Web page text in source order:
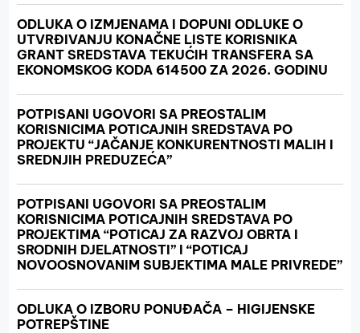
ODLUKA O IZMJENAMA I DOPUNI ODLUKE O
UTVRĐIVANJU KONAČNE LISTE KORISNIKA
GRANT SREDSTAVA TEKUĆIH TRANSFERA SA
EKONOMSKOG KODA 614500 ZA 2026. GODINU
POTPISANI UGOVORI SA PREOSTALIM
KORISNICIMA POTICAJNIH SREDSTAVA PO
PROJEKTU “JAČANJE KONKURENTNOSTI MALIH I
SREDNJIH PREDUZEĆA”
POTPISANI UGOVORI SA PREOSTALIM
KORISNICIMA POTICAJNIH SREDSTAVA PO
PROJEKTIMA “POTICAJ ZA RAZVOJ OBRTA I
SRODNIH DJELATNOSTI” I “POTICAJ
NOVOOSNOVANIM SUBJEKTIMA MALE PRIVREDE”
ODLUKA O IZBORU PONUĐAČA – HIGIJENSKE
POTREPŠTINE